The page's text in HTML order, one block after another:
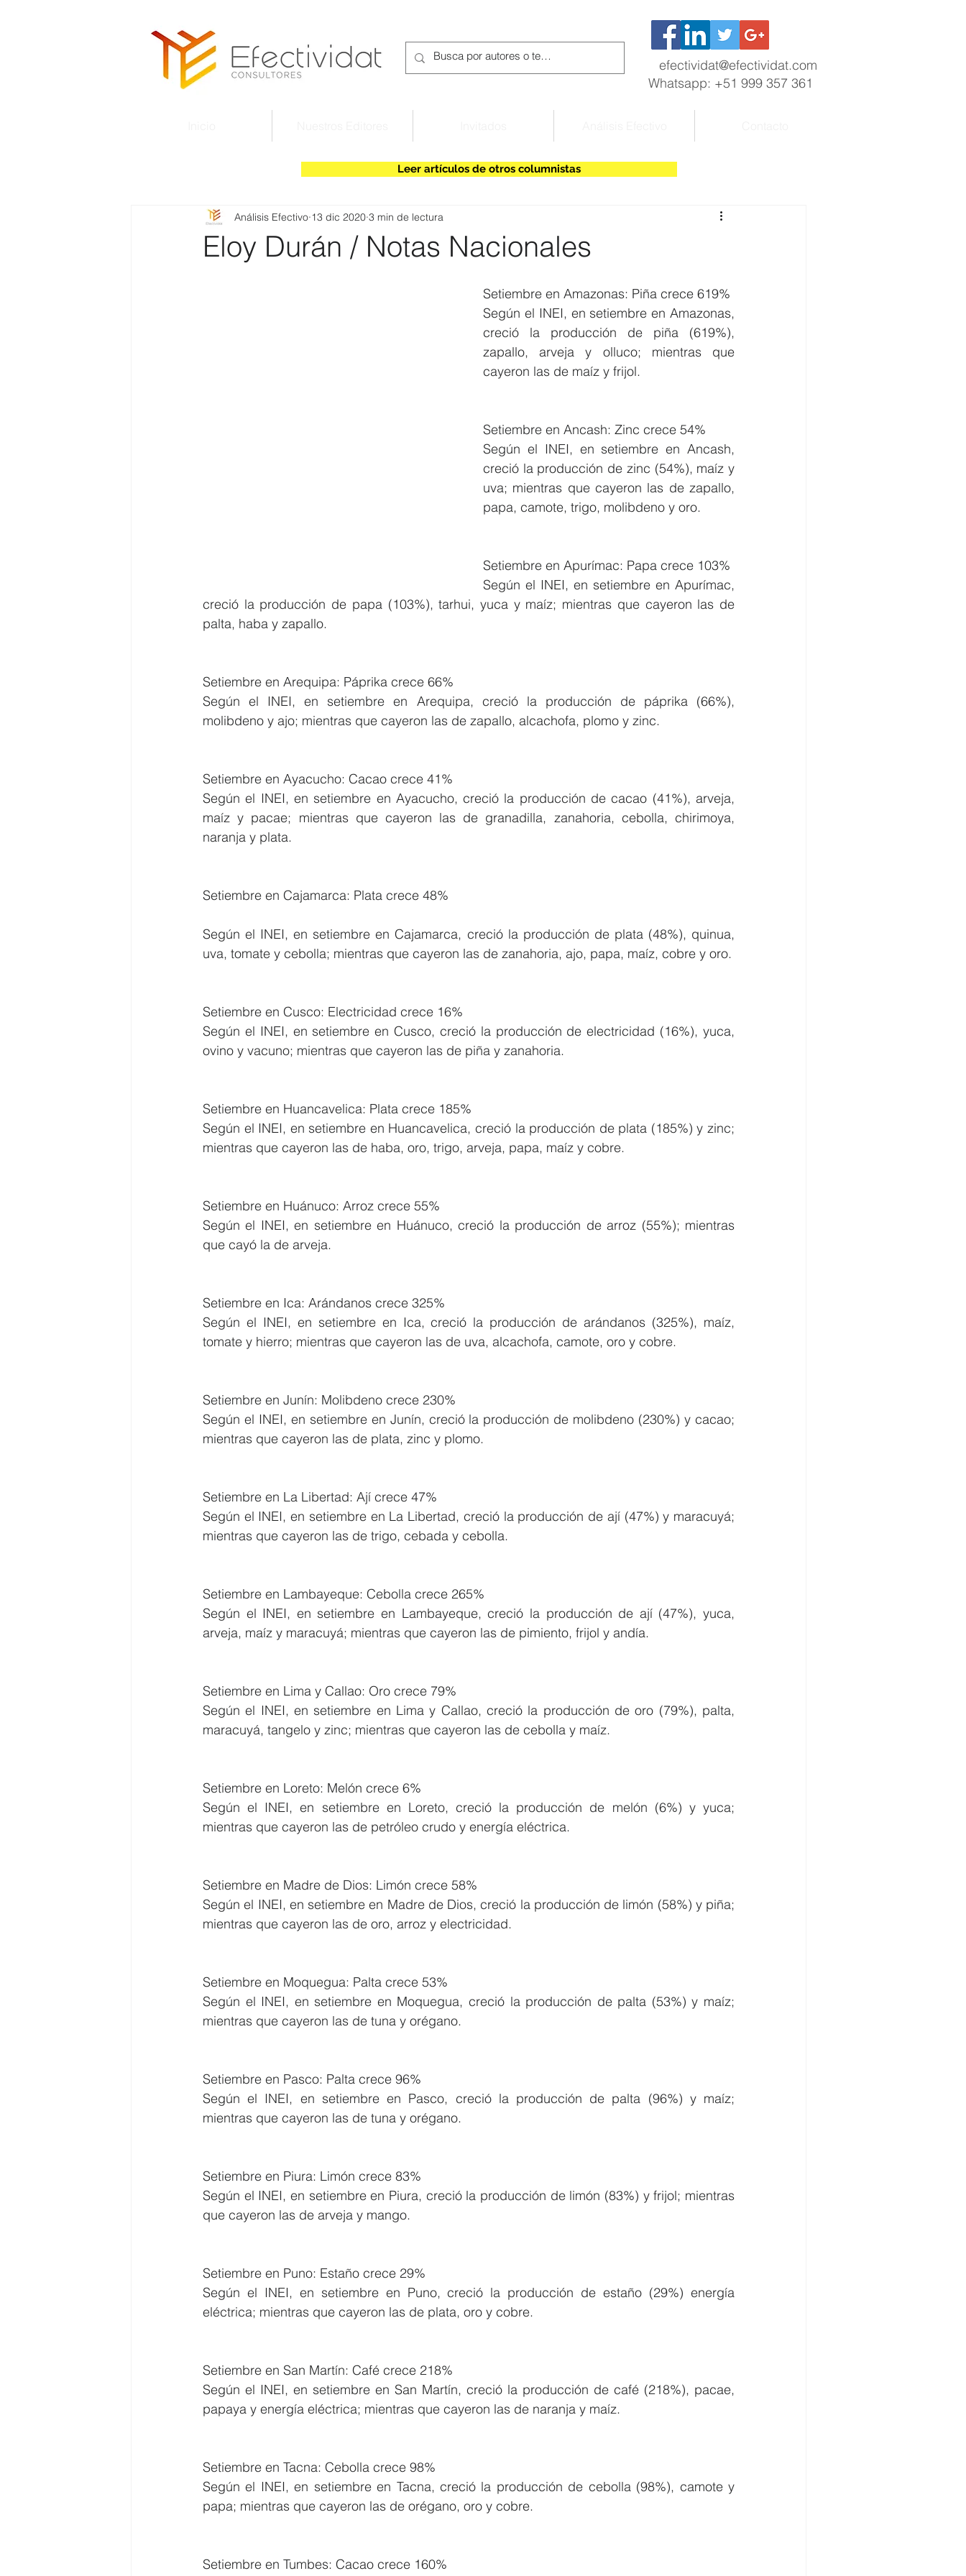
efectividat@efectividat.com
Whatsapp: +51 999 357 361
Leer artículos de otros columnistas
Eloy Durán / Notas Nacionales
Análisis Efectivo 13 dic 2020 3 min de lectura
Setiembre en Amazonas: Piña crece 619%
Según el INEI, en setiembre en Amazonas,
creció la producción de piña (619%),
zapallo, arveja y olluco; mientras que
cayeron las de maíz y frijol.
Setiembre en Ancash: Zinc crece 54%
Según el INEI, en setiembre en Ancash,
creció la producción de zinc (54%), maíz y
uva; mientras que cayeron las de zapallo,
papa, camote, trigo, molibdeno y oro.
Setiembre en Apurímac: Papa crece 103%
Según el INEI, en setiembre en Apurímac,
creció la producción de papa (103%), tarhui, yuca y maíz; mientras que cayeron las de
palta, haba y zapallo.
Setiembre en Arequipa: Páprika crece 66%
Según el INEI, en setiembre en Arequipa, creció la producción de páprika (66%),
molibdeno y ajo; mientras que cayeron las de zapallo, alcachofa, plomo y zinc.
Setiembre en Ayacucho: Cacao crece 41%
Según el INEI, en setiembre en Ayacucho, creció la producción de cacao (41%), arveja,
maíz y pacae; mientras que cayeron las de granadilla, zanahoria, cebolla, chirimoya,
naranja y plata.
Setiembre en Cajamarca: Plata crece 48%
Según el INEI, en setiembre en Cajamarca, creció la producción de plata (48%), quinua,
uva, tomate y cebolla; mientras que cayeron las de zanahoria, ajo, papa, maíz, cobre y oro.
Setiembre en Cusco: Electricidad crece 16%
Según el INEI, en setiembre en Cusco, creció la producción de electricidad (16%), yuca,
ovino y vacuno; mientras que cayeron las de piña y zanahoria.
Setiembre en Huancavelica: Plata crece 185%
Según el INEI, en setiembre en Huancavelica, creció la producción de plata (185%) y zinc;
mientras que cayeron las de haba, oro, trigo, arveja, papa, maíz y cobre.
Setiembre en Huánuco: Arroz crece 55%
Según el INEI, en setiembre en Huánuco, creció la producción de arroz (55%); mientras
que cayó la de arveja.
Setiembre en Ica: Arándanos crece 325%
Según el INEI, en setiembre en Ica, creció la producción de arándanos (325%), maíz,
tomate y hierro; mientras que cayeron las de uva, alcachofa, camote, oro y cobre.
Setiembre en Junín: Molibdeno crece 230%
Según el INEI, en setiembre en Junín, creció la producción de molibdeno (230%) y cacao;
mientras que cayeron las de plata, zinc y plomo.
Setiembre en La Libertad: Ají crece 47%
Según el INEI, en setiembre en La Libertad, creció la producción de ají (47%) y maracuyá;
mientras que cayeron las de trigo, cebada y cebolla.
Setiembre en Lambayeque: Cebolla crece 265%
Según el INEI, en setiembre en Lambayeque, creció la producción de ají (47%), yuca,
arveja, maíz y maracuyá; mientras que cayeron las de pimiento, frijol y andía.
Setiembre en Lima y Callao: Oro crece 79%
Según el INEI, en setiembre en Lima y Callao, creció la producción de oro (79%), palta,
maracuyá, tangelo y zinc; mientras que cayeron las de cebolla y maíz.
Setiembre en Loreto: Melón crece 6%
Según el INEI, en setiembre en Loreto, creció la producción de melón (6%) y yuca;
mientras que cayeron las de petróleo crudo y energía eléctrica.
Setiembre en Madre de Dios: Limón crece 58%
Según el INEI, en setiembre en Madre de Dios, creció la producción de limón (58%) y piña;
mientras que cayeron las de oro, arroz y electricidad.
Setiembre en Moquegua: Palta crece 53%
Según el INEI, en setiembre en Moquegua, creció la producción de palta (53%) y maíz;
mientras que cayeron las de tuna y orégano.
Setiembre en Pasco: Palta crece 96%
Según el INEI, en setiembre en Pasco, creció la producción de palta (96%) y maíz;
mientras que cayeron las de tuna y orégano.
Setiembre en Piura: Limón crece 83%
Según el INEI, en setiembre en Piura, creció la producción de limón (83%) y frijol; mientras
que cayeron las de arveja y mango.
Setiembre en Puno: Estaño crece 29%
Según el INEI, en setiembre en Puno, creció la producción de estaño (29%) energía
eléctrica; mientras que cayeron las de plata, oro y cobre.
Setiembre en San Martín: Café crece 218%
Según el INEI, en setiembre en San Martín, creció la producción de café (218%), pacae,
papaya y energía eléctrica; mientras que cayeron las de naranja y maíz.
Setiembre en Tacna: Cebolla crece 98%
Según el INEI, en setiembre en Tacna, creció la producción de cebolla (98%), camote y
papa; mientras que cayeron las de orégano, oro y cobre.
Setiembre en Tumbes: Cacao crece 160%